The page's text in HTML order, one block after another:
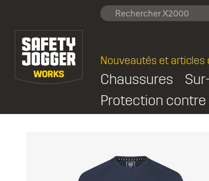
Nouveautés et articles
Chaussures
Protection